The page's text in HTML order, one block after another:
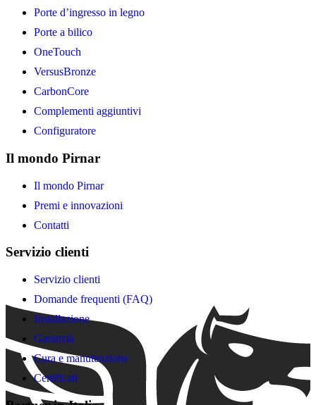
Porte d’ingresso in legno
Porte a bilico
OneTouch
VersusBronze
CarbonCore
Complementi aggiuntivi
Configuratore
Il mondo Pirnar
Il mondo Pirnar
Premi e innovazioni
Contatti
Servizio clienti
Servizio clienti
Domande frequenti (FAQ)
Installazione
Garanzia
Cura e manutenzione
Certificati